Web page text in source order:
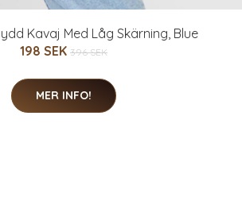
Kavaj Med Låg Skärning, Blue
198 SEK 396 SEK
MER INFO!